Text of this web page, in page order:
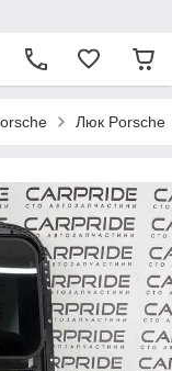
Люк Porsche